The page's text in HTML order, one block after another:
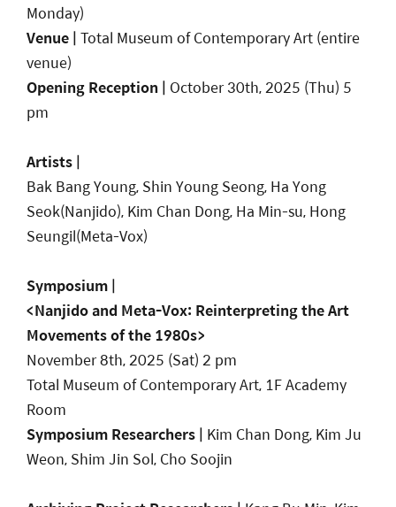
Monday)
Venue | Total Museum of Contemporary Art (entire
venue)
Opening Reception | October 30th, 2025 (Thu) 5
pm
Artists |
Bak Bang Young, Shin Young Seong, Ha Yong
Seok(Nanjido), Kim Chan Dong, Ha Min-su, Hong
Seungil(Meta-Vox)
Symposium |
<Nanjido and Meta-Vox: Reinterpreting the Art
Movements of the 1980s>
November 8th, 2025 (Sat) 2 pm
Total Museum of Contemporary Art, 1F Academy
Room
Symposium Researchers | Kim Chan Dong, Kim Ju
Weon, Shim Jin Sol, Cho Soojin